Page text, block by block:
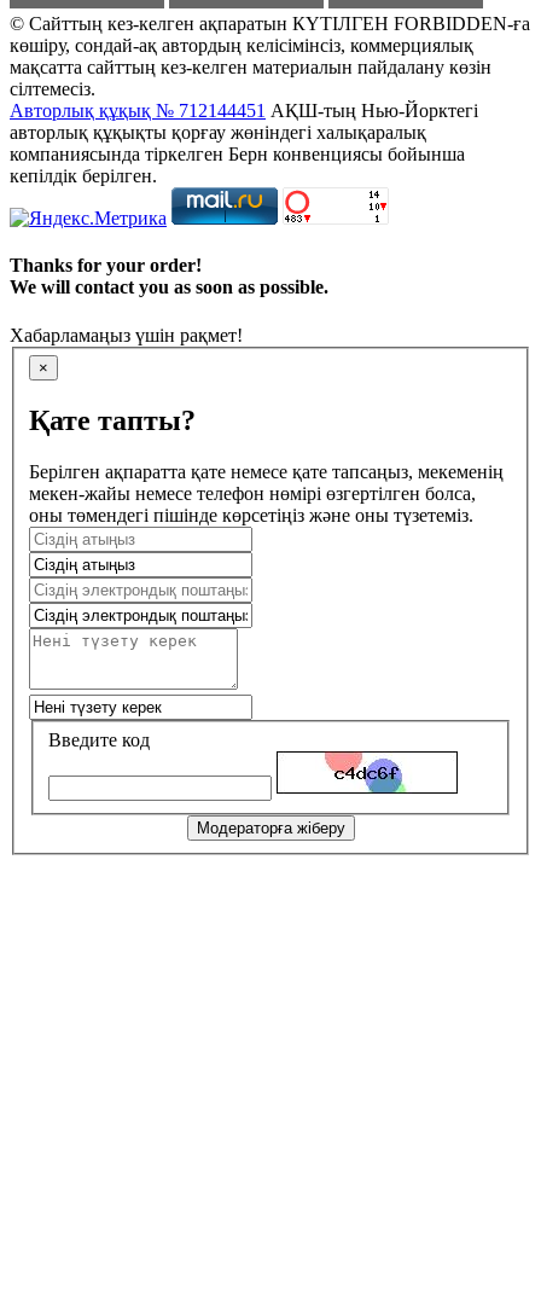
© Сайттың кез-келген ақпаратын КҮТІЛГЕН FORBIDDEN-ға
көшіру, сондай-ақ автордың келісімінсіз, коммерциялық
мақсатта сайттың кез-келген материалын пайдалану көзін
сілтемесіз.
Авторлық құқық № 712144451 АҚШ-тың Нью-Йорктегі
авторлық құқықты қорғау жөніндегі халықаралық
компаниясында тіркелген Берн конвенциясы бойынша
кепілдік берілген.
Thanks for your order!
We will contact you as soon as possible.
Хабарламаңыз үшін рақмет!
×
Қате тапты?
Берілген ақпаратта қате немесе қате тапсаңыз, мекеменің
мекен-жайы немесе телефон нөмірі өзгертілген болса,
оны төмендегі пішінде көрсетіңіз және оны түзетеміз.
Введите код
Модераторға жіберу